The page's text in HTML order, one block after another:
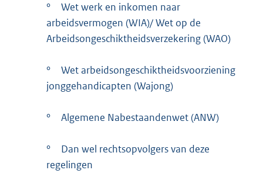
°
Wet werk en inkomen naar
arbeidsvermogen (WIA)/ Wet op de
Arbeidsongeschiktheidsverzekering (WAO)
°
Wet arbeidsongeschiktheidsvoorziening
jonggehandicapten (Wajong)
° Algemene Nabestaandenwet (ANW)
°
Dan wel rechtsopvolgers van deze
regelingen